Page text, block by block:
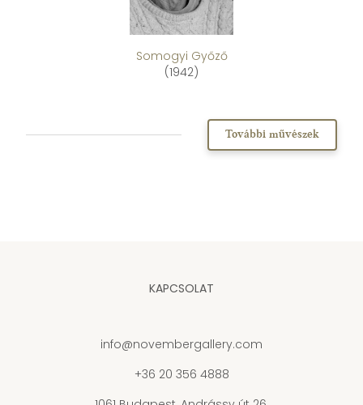
Somogyi Győző
(1942)
További művészek
KAPCSOLAT
info@novembergallery.com
+36 20 356 4888